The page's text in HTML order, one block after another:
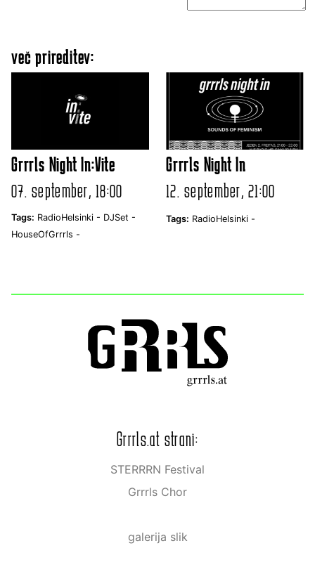
več prireditev:
Grrrls Night In:Vite
07. september, 18:00
Tags: RadioHelsinki - DJSet -
HouseOfGrrrls -
Grrrls Night In
12. september, 21:00
Tags: RadioHelsinki -
Grrrls.at strani:
STERRRN Festival
Grrrls Chor
galerija slik